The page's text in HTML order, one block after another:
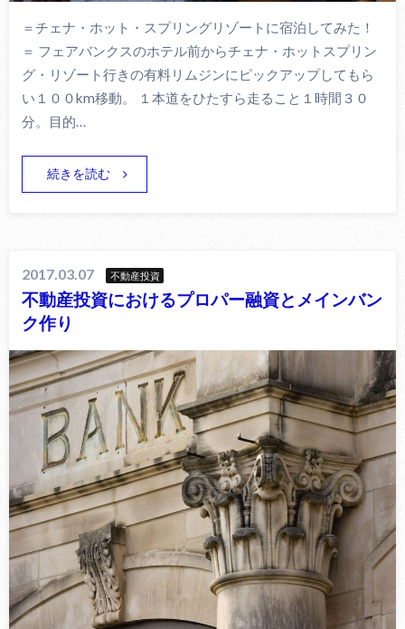
＝チェナ・ホット・スプリングリゾートに宿泊してみた！
＝ フェアバンクスのホテル前からチェナ・ホットスプリン
グ・リゾート行きの有料リムジンにピックアップしてもら
い１００km移動。 １本道をひたすら走ること１時間３０
分。目的…
続きを読む
2017.03.07 不動産投資
不動産投資におけるプロパー融資とメインバン
ク作り